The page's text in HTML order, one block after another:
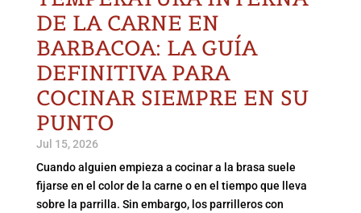
DE LA CARNE EN
BARBACOA: LA GUÍA
DEFINITIVA PARA
COCINAR SIEMPRE EN SU
PUNTO
Jul 15, 2026
Cuando alguien empieza a cocinar a la brasa suele
fijarse en el color de la carne o en el tiempo que lleva
sobre la parrilla. Sin embargo, los parrilleros con